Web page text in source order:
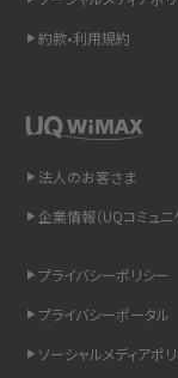
Bluetooth®とは？Wi-Fi
「iPhoneを探す」の使
紹介
約款•利用規約
法人のお客さま
企業情報（UQコミュニ
プライバシーポリシー
プライバシーポータル
ソーシャルメディアポ